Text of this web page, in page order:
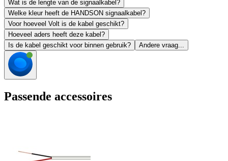
Wat is de lengte van de signaalkabel?
Welke kleur heeft de HANDSON signaalkabel?
Voor hoeveel Volt is de kabel geschikt?
Hoeveel aders heeft deze kabel?
Is de kabel geschikt voor binnen gebruik?
Andere vraag...
Passende accessoires